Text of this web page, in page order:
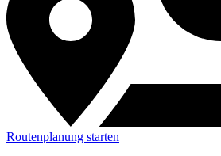
Routenplanung starten